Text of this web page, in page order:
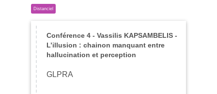
Conférence 4 - Vassilis KAPSAMBELIS -
L’illusion : chainon manquant entre
hallucination et perception
GLPRA